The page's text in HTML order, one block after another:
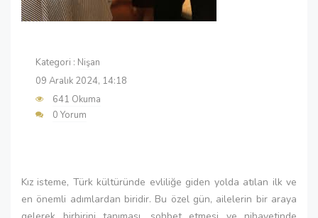
Kategori : Nişan
09 Aralık 2024, 14:18
641 Okuma
0 Yorum
Kız isteme, Türk kültüründe evliliğe giden yolda atılan ilk ve
en önemli adımlardan biridir. Bu özel gün, ailelerin bir araya